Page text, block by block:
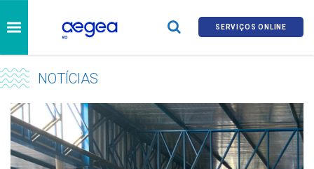
SERVIÇOS ONLINE
NOTÍCIAS